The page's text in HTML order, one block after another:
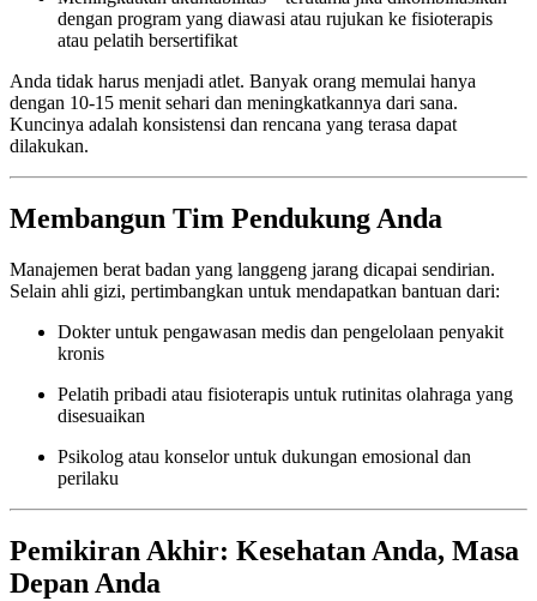
dengan program yang diawasi atau rujukan ke fisioterapis
atau pelatih bersertifikat
Anda tidak harus menjadi atlet. Banyak orang memulai hanya
dengan 10-15 menit sehari dan meningkatkannya dari sana.
Kuncinya adalah konsistensi dan rencana yang terasa dapat
dilakukan.
Membangun Tim Pendukung Anda
Manajemen berat badan yang langgeng jarang dicapai sendirian.
Selain ahli gizi, pertimbangkan untuk mendapatkan bantuan dari:
Dokter untuk pengawasan medis dan pengelolaan penyakit
kronis
Pelatih pribadi atau fisioterapis untuk rutinitas olahraga yang
disesuaikan
Psikolog atau konselor untuk dukungan emosional dan
perilaku
Pemikiran Akhir: Kesehatan Anda, Masa
Depan Anda